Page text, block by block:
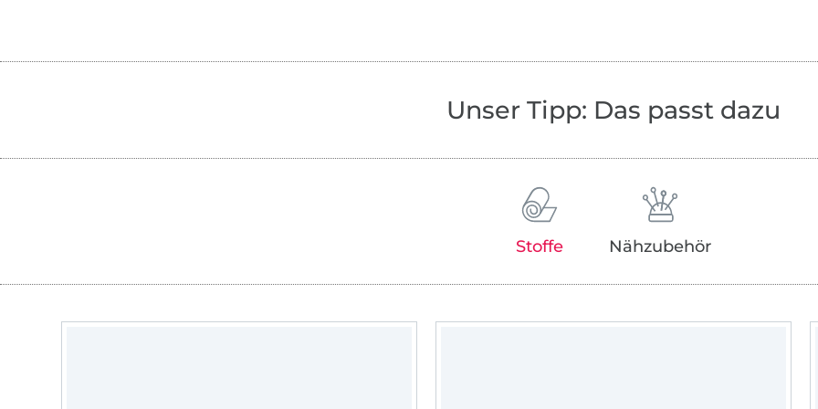
Schnittmuster Babyhose RAS und bot es
auf dem stetig wachsenden Blog an.
Nähanleitungen hinzu – professionell
getestet.
mehr, sondern ein Online Magazin, hinter
Unser Tipp: Das passt dazu
Stoffe Nähzubehör